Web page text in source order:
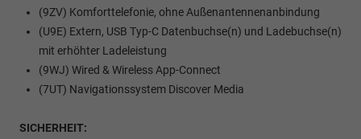
(9ZV) Komforttelefonie, ohne Außenantennenanbindung
(U9E) Extern, USB Typ-C Datenbuchse(n) und Ladebuchse(n)
mit erhöhter Ladeleistung
(9WJ) Wired & Wireless App-Connect
(7UT) Navigationssystem Discover Media
SICHERHEIT: